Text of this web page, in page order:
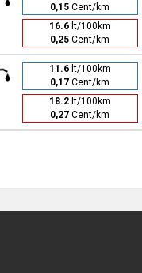
0,15 Cent/km
16.6lt/100km
0,25 Cent/km
11.6lt/100km
0,17 Cent/km
18.2lt/100km
0,27 Cent/km